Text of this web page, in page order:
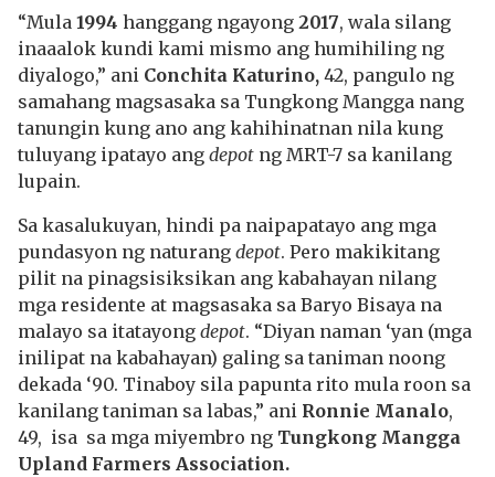
“Mula 1994 hanggang ngayong 2017, wala silang
inaaalok kundi kami mismo ang humihiling ng
diyalogo,” ani Conchita Katurino, 42, pangulo ng
samahang magsasaka sa Tungkong Mangga nang
tanungin kung ano ang kahihinatnan nila kung
tuluyang ipatayo ang depot ng MRT-7 sa kanilang
lupain.
Sa kasalukuyan, hindi pa naipapatayo ang mga
pundasyon ng naturang depot. Pero makikitang
pilit na pinagsisiksikan ang kabahayan nilang
mga residente at magsasaka sa Baryo Bisaya na
malayo sa itatayong depot. “Diyan naman ‘yan (mga
inilipat na kabahayan) galing sa taniman noong
dekada ‘90. Tinaboy sila papunta rito mula roon sa
kanilang taniman sa labas,” ani Ronnie Manalo,
49, isa sa mga miyembro ng Tungkong Mangga
Upland Farmers Association.